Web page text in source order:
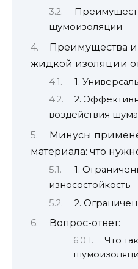
шумоизоляции
Преимущества
жидкой изоляции
1.
2.
воздействия шума
Минусы
материала: что
1.
износостойкость
2.
Вопрос-ответ:
Что